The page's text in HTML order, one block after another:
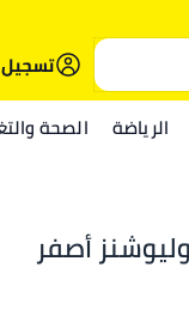
الرياضة الصحة
المسائية من ناو سوليوشنز أصفر